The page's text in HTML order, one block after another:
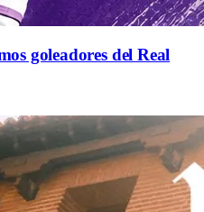
goleadores del Real